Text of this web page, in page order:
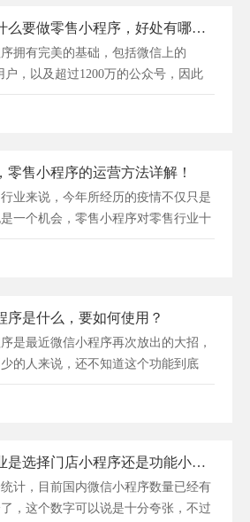
商家为什么要做零售小程序，好处有哪些？
拥有完美的基础，包括微信上的
户，以及超过1200万的公众号，因此
零售小程序的运营方法详解！
业来说，今年所经历的疫情不仅只是
一个机会，零售小程序对零售行业十
序是什么，要如何使用？
是最近微信小程序再次放出的大招，
的人来说，还不知道这个功能到底
餐饮行业是选择门店小程序还是功能小程序？
计，目前国内微信小程序数量已经有
，这个数字可以说是十分夸张，不过